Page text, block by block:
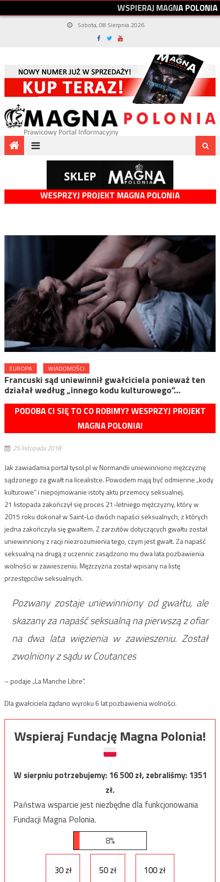
WSPIERAJMAGNAPOLONIA
Sobota, 08 Sierpnia 2026
WESPRZYJ PROJEKT MAGNA POLONIA
EUROPA WIADOMOŚCI
Francuski sąd uniewinnił gwałciciela ponieważ ten
działał według „innego kodu kulturowego”…
PODOBA CI SIĘ TO CO ROBIMY? WESPRZYJ PROJEKT
MAGNA POLONIA!
25 listopada 2018
Jak zawiadamia portal tysol.pl w Normandii uniewinniono mężczyznę
sądzonego za gwałt na licealistce. Powodem mają być odmienne „kody
kulturowe” i niepojmowanie istoty aktu przemocy seksualnej.
21 listopada zakończył się proces 21-letniego mężczyzny, który w
2015 roku dokonał w Saint-Lo dwóch napaści seksualnych, z których
jedna zakończyła się gwałtem. Z zarzutów dotyczących gwałtu został
uniewinniony z racji niezrozumienia tego, czym jest gwałt. Za napaść
seksualną na drugą z uczennic zasądzono mu dwa lata pozbawienia
wolności w zawieszeniu. Mężczyzna został wpisany na listę
przestępców seksualnych.
Pozwany zostaje uniewinniony od gwałtu, ale
skazany za napaść seksualną na pierwszą z ofiar
na dwa lata więzienia w zawieszeniu. Został
zwolniony z sądu w Coutances
– podaje „La Manche Libre”.
Dla gwałciciela żądano wyroku 6 lat pozbawienia wolności.
Wspieraj Fundację Magna Polonia!
W sierpniu potrzebujemy:16 500zł, zebraliśmy:1351
zł.
Państwa wsparcie jest niezbędne dla funkcjonowania
Fundacji Magna Polonia.
8%
30 zł 50 zł 100 zł